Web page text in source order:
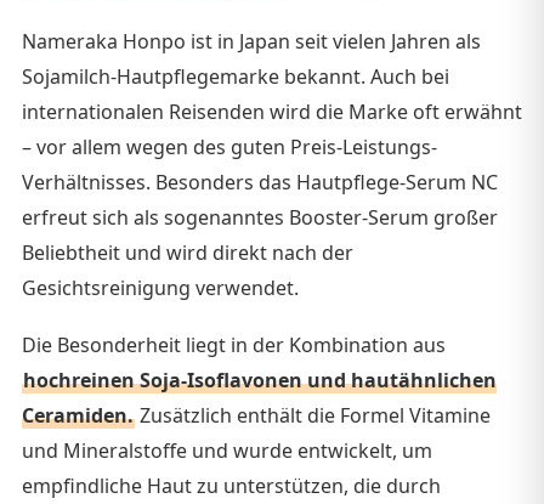
Nameraka Honpo ist in Japan seit vielen Jahren als
Sojamilch-Hautpflegemarke bekannt. Auch bei
internationalen Reisenden wird die Marke oft erwähnt
– vor allem wegen des guten Preis-Leistungs-
Verhältnisses. Besonders das Hautpflege-Serum NC
erfreut sich als sogenanntes Booster-Serum großer
Beliebtheit und wird direkt nach der
Gesichtsreinigung verwendet.
Die Besonderheit liegt in der Kombination aus
hochreinen Soja-Isoflavonen und hautähnlichen
Ceramiden. Zusätzlich enthält die Formel Vitamine
und Mineralstoffe und wurde entwickelt, um
empfindliche Haut zu unterstützen, die durch